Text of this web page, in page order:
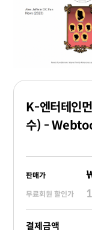
K-엔터테인
수) -
판매가
무료회원 할인가
결제금액